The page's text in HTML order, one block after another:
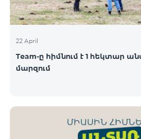
22 April
Team-ը հիմնում է 1 հեկտար
մարզում